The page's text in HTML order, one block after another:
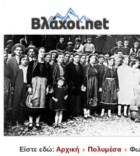
Είστε εδώ: Αρχική Πολυμέσα